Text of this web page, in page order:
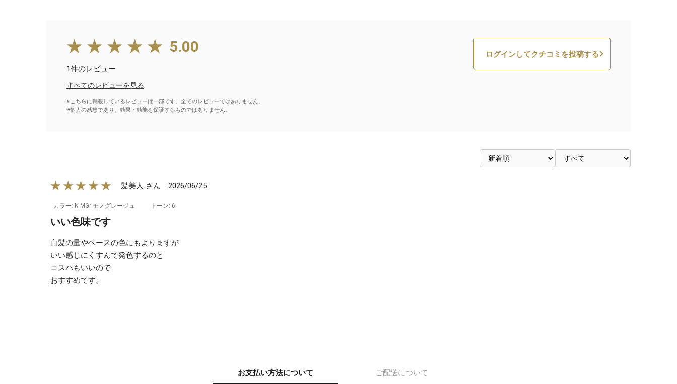
★★★★★ 5.00
1件のレビュー
すべてのレビューを見る
※こちらに掲載しているレビューは一部です。全てのレビューではありません。
※個人の感想であり、効果・効能を保証するものではありません。
ログインしてクチコミを投稿する
★★★★★ 髪美人 さん 2026/06/25
カラー: N-MGr モノグレージュ トーン: 6
いい色味です
白髪の量やベースの色にもよりますが
いい感じにくすんで発色するのと
コスパもいいので
おすすめです。
お支払い方法について ご配送について